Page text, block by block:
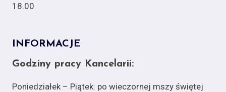
18.00
INFORMACJE
Godziny pracy Kancelarii:
Poniedziałek – Piątek: po wieczornej mszy świętej